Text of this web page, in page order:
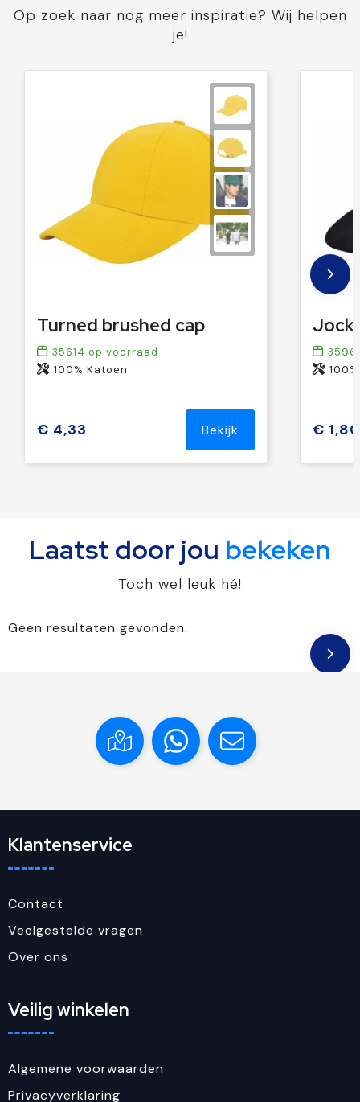
Op zoek naar nog meer inspiratie? Wij helpen
je!
Turned brushed cap
35614 op voorraad
100% Katoen
€ 4,33 Bekijk € 1,80
Laatst door jou bekeken
Toch wel leuk hé!
Geen resultaten gevonden.
Klantenservice
Contact
Veelgestelde vragen
Over ons
Veilig winkelen
Algemene voorwaarden
Privacyverklaring